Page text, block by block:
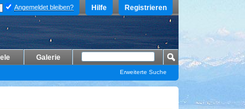
Registrieren
Hilfe
Angemeldet bleiben?
Galerie
Erweiterte Suche